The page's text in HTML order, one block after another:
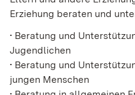
Erziehung beraten und
• Beratung und
Jugendlichen
• Beratung und
jungen Menschen